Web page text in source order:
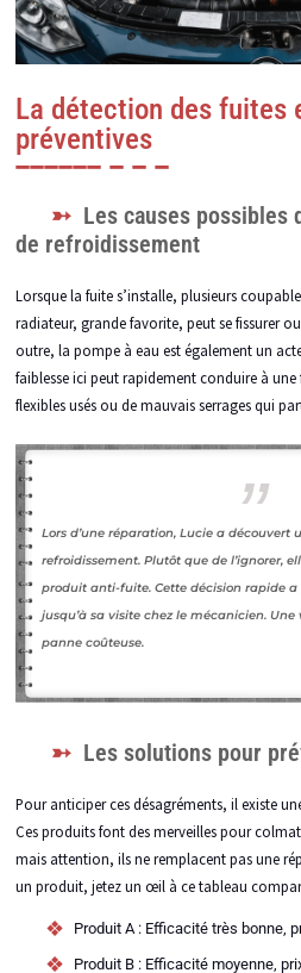
La détection des fuites
préventives
Les causes possibles
de refroidissement
Lorsque la fuite s’installe, plusieurs
radiateur, grande favorite, peut se fissurer
outre, la pompe à eau est également un
faiblesse ici peut rapidement conduire à une
flexibles usés ou de mauvais serrages qui
Lors d’une réparation, Lucie a découvert
refroidissement. Plutôt que de l’ignorer,
produit anti-fuite. Cette décision rapide
jusqu’à sa visite chez le mécanicien.
panne coûteuse.
Les solutions pour
Pour anticiper ces désagréments, il existe
Ces produits font des merveilles pour
mais attention, ils ne remplacent pas une
un produit, jetez un œil à ce tableau
Produit A : Efficacité très bonne,
Produit B : Efficacité moyenne,